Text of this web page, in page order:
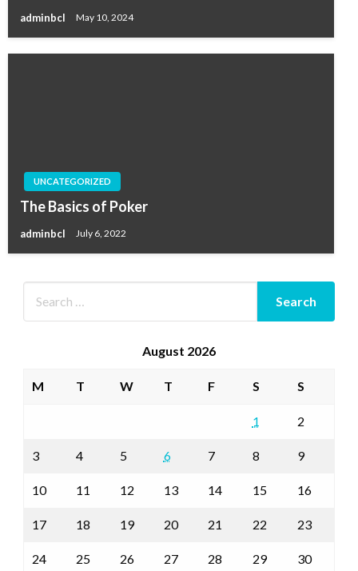
adminbcl May 10, 2024
UNCATEGORIZED
The Basics of Poker
adminbcl July 6, 2022
August 2026
M T W T F S S
1 2
3 4 5 6 7 8 9
10 11 12 13 14 15 16
17 18 19 20 21 22 23
24 25 26 27 28 29 30